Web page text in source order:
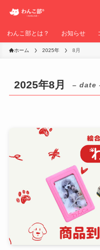
わんこ部とは？ お知らせ
ホーム 2025年 8月
2025年8月 – date